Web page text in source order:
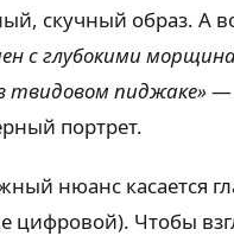
скучный образ. А
с глубокими
твидовом пиджаке»—
портрет.
нюанс касается
цифровой). Чтобы